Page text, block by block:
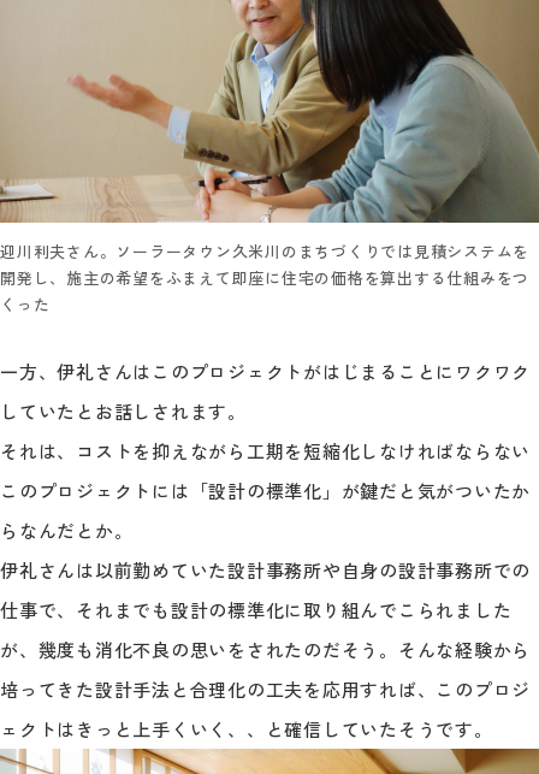
迎川利夫さん。ソーラータウン久米川のまちづくりでは見積システムを
開発し、施主の希望をふまえて即座に住宅の価格を算出する仕組みをつ
くった
一方、伊礼さんはこのプロジェクトがはじまることにワクワク
していたとお話しされます。
それは、コストを抑えながら工期を短縮化しなければならない
このプロジェクトには「設計の標準化」が鍵だと気がついたか
らなんだとか。
伊礼さんは以前勤めていた設計事務所や自身の設計事務所での
仕事で、それまでも設計の標準化に取り組んでこられました
が、幾度も消化不良の思いをされたのだそう。そんな経験から
培ってきた設計手法と合理化の工夫を応用すれば、このプロジ
ェクトはきっと上手くいく、、と確信していたそうです。